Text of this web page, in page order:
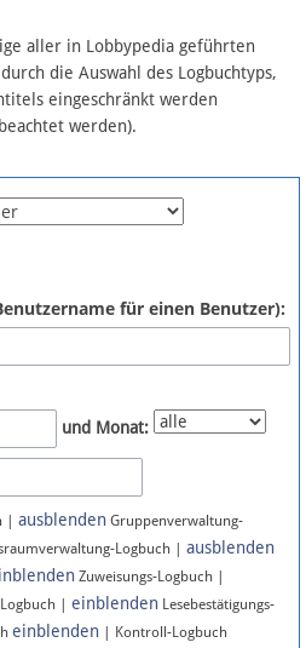
aller in Lobbypedia geführten
die Auswahl des Logbuchtyps,
eingeschränkt werden
werden).
für einen Benutzer):
und Monat:
| ausblenden Gruppenverwaltung-
Logbuch | ausblenden
Zuweisungs-Logbuch |
| einblenden Lesebestätigungs-
einblenden | Kontroll-Logbuch